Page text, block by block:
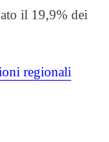
il 19,9% dei
regionali